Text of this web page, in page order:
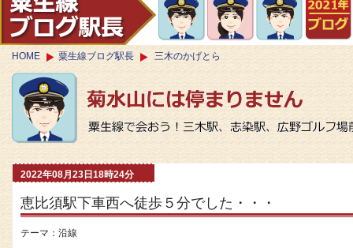
HOME 粟生線ブログ駅長 三木のかげとら
2022年08月23日18時24分
恵比須駅下車西へ徒歩５分でした・・・
テーマ： 沿線